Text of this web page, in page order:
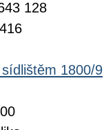
128
1800/9